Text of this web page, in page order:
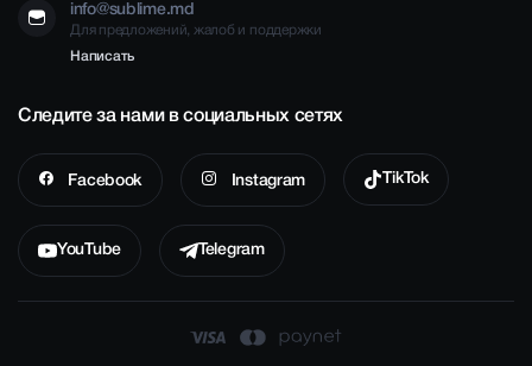
info@sublime.md
Для предложений, жалоб и поддержки
Написать
Следите за нами в социальных сетях
Facebook Instagram TikTok
YouTube Telegram